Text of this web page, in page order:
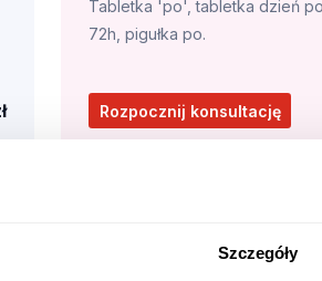
Szczegóły
Tabletka 'po', tabletka dzień
72h, pigułka po.
Rozpocznij konsultację
drażowane, opakowanie 12
wyłącznie na receptę.